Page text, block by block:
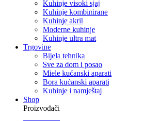
Kuhinje visoki sjaj
Kuhinje kombinirane
Kuhinje akril
Moderne kuhinje
Kuhinje ultra mat
Trgovine
Bijela tehnika
Sve za dom i posao
Miele kućanski aparati
Bora kućanski aparati
Kuhinje i namještaj
Shop
Proizvođači